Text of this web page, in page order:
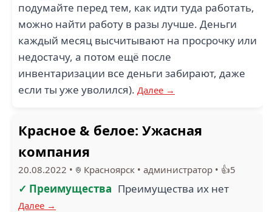
подумайте перед тем, как идти туда работать,
можно найти работу в разы лучше. Деньги
каждый месяц высчитывают на просрочку или
недостачу, а потом ещё после
инвентаризации все деньги забирают, даже
если ты уже уволился). Далее →
Красное & белое: Ужасная
компания
20.08.2022 • Красноярск • администратор • 👍5
✓ Преимущества Преимущества их нет
Далее →